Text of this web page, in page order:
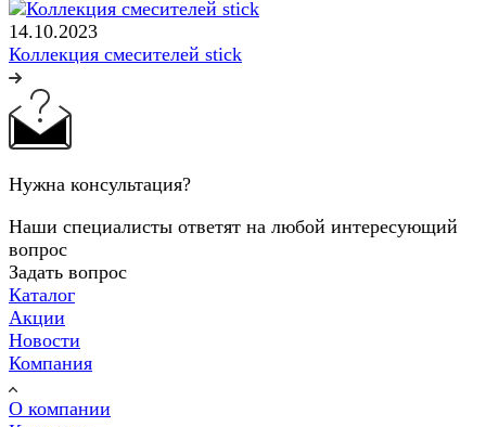
14.10.2023
Коллекция смесителей stick
Нужна консультация?
Наши специалисты ответят на любой интересующий
вопрос
Задать вопрос
Каталог
Акции
Новости
Компания
О компании